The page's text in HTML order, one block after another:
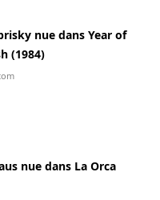
nue dans Year of
(1984)
nue dans La Orca